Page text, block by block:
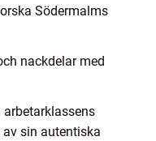
Södermalms
nackdelar med
sin autentiska